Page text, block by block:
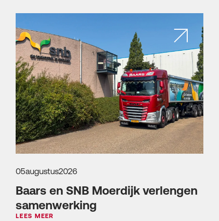
05augustus2026
Baars en SNB Moerdijk verlengen
samenwerking
LEES MEER